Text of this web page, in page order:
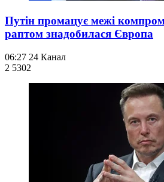
Путін промацує межі
раптом знадобилася Європа
06:27 24 Канал
2 5302